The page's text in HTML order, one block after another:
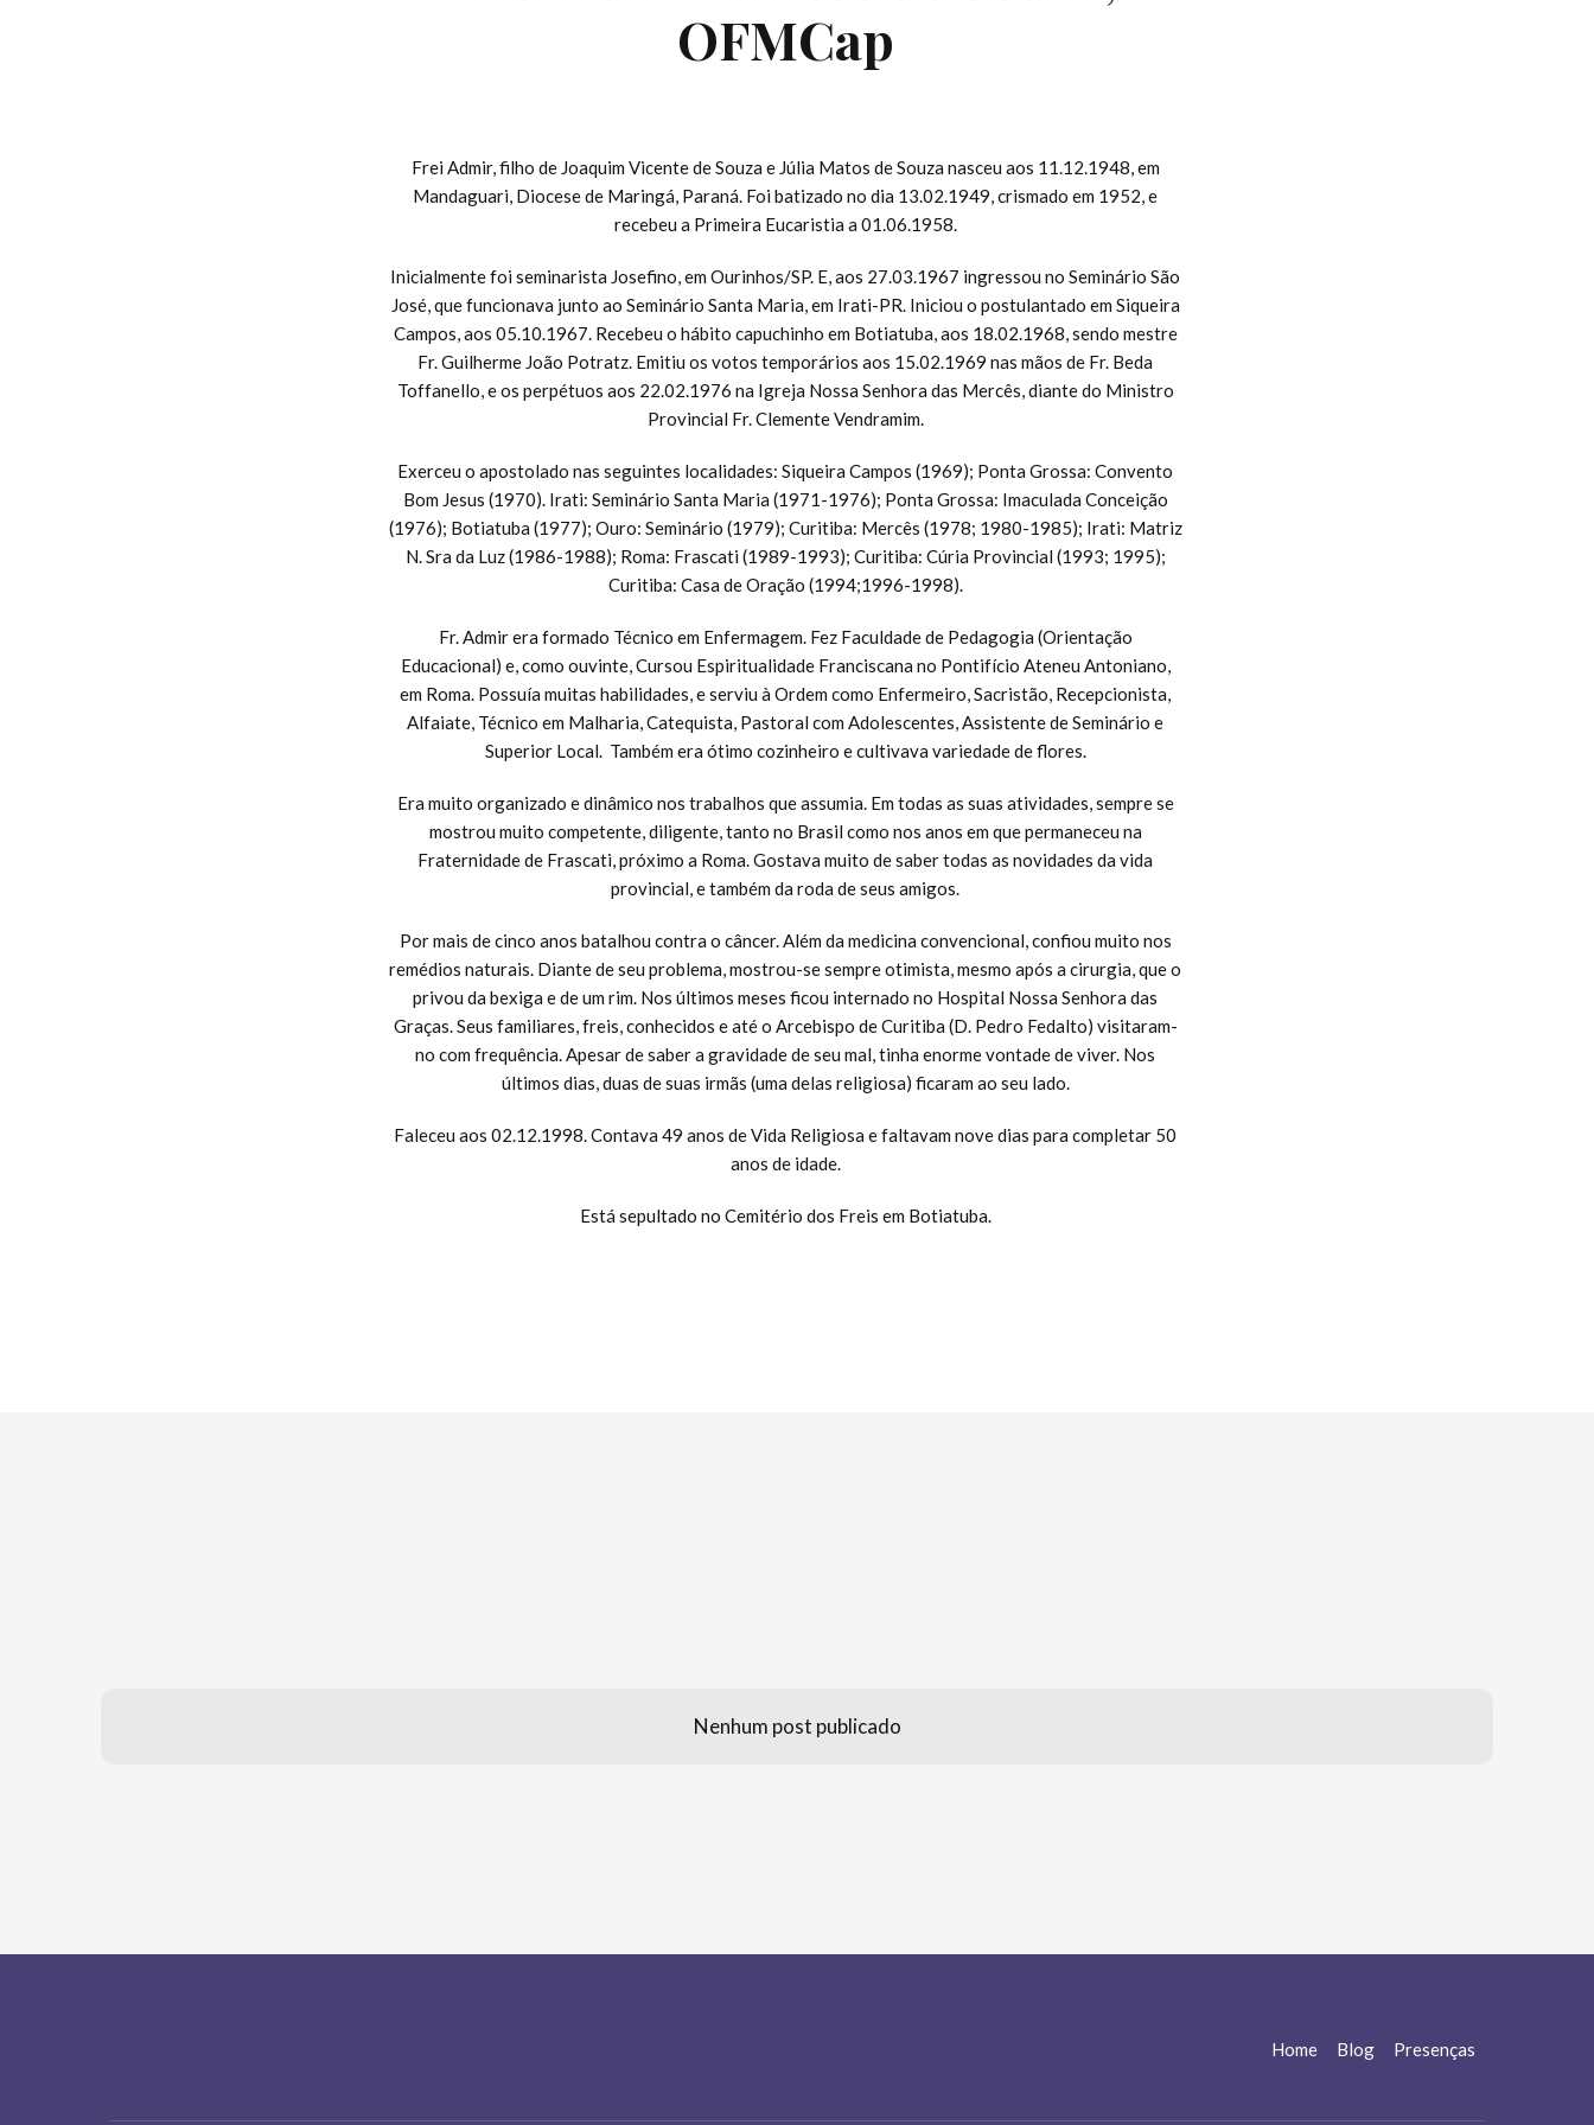
OFMCap
Frei Admir, filho de Joaquim Vicente de Souza e Júlia Matos de Souza nasceu aos 11.12.1948, em
Mandaguari, Diocese de Maringá, Paraná. Foi batizado no dia 13.02.1949, crismado em 1952, e
recebeu a Primeira Eucaristia a 01.06.1958.
Inicialmente foi seminarista Josefino, em Ourinhos/SP. E, aos 27.03.1967 ingressou no Seminário São
José, que funcionava junto ao Seminário Santa Maria, em Irati-PR. Iniciou o postulantado em Siqueira
Campos, aos 05.10.1967. Recebeu o hábito capuchinho em Botiatuba, aos 18.02.1968, sendo mestre
Fr. Guilherme João Potratz. Emitiu os votos temporários aos 15.02.1969 nas mãos de Fr. Beda
Toffanello, e os perpétuos aos 22.02.1976 na Igreja Nossa Senhora das Mercês, diante do Ministro
Provincial Fr. Clemente Vendramim.
Exerceu o apostolado nas seguintes localidades: Siqueira Campos (1969); Ponta Grossa: Convento
Bom Jesus (1970). Irati: Seminário Santa Maria (1971-1976); Ponta Grossa: Imaculada Conceição
(1976); Botiatuba (1977); Ouro: Seminário (1979); Curitiba: Mercês (1978; 1980-1985); Irati: Matriz
N. Sra da Luz (1986-1988); Roma: Frascati (1989-1993); Curitiba: Cúria Provincial (1993; 1995);
Curitiba: Casa de Oração (1994;1996-1998).
Fr. Admir era formado Técnico em Enfermagem. Fez Faculdade de Pedagogia (Orientação
Educacional) e, como ouvinte, Cursou Espiritualidade Franciscana no Pontifício Ateneu Antoniano,
em Roma. Possuía muitas habilidades, e serviu à Ordem como Enfermeiro, Sacristão, Recepcionista,
Alfaiate, Técnico em Malharia, Catequista, Pastoral com Adolescentes, Assistente de Seminário e
Superior Local. Também era ótimo cozinheiro e cultivava variedade de flores.
Era muito organizado e dinâmico nos trabalhos que assumia. Em todas as suas atividades, sempre se
mostrou muito competente, diligente, tanto no Brasil como nos anos em que permaneceu na
Fraternidade de Frascati, próximo a Roma. Gostava muito de saber todas as novidades da vida
provincial, e também da roda de seus amigos.
Por mais de cinco anos batalhou contra o câncer. Além da medicina convencional, confiou muito nos
remédios naturais. Diante de seu problema, mostrou-se sempre otimista, mesmo após a cirurgia, que o
privou da bexiga e de um rim. Nos últimos meses ficou internado no Hospital Nossa Senhora das
Graças. Seus familiares, freis, conhecidos e até o Arcebispo de Curitiba (D. Pedro Fedalto) visitaram-
no com frequência. Apesar de saber a gravidade de seu mal, tinha enorme vontade de viver. Nos
últimos dias, duas de suas irmãs (uma delas religiosa) ficaram ao seu lado.
Faleceu aos 02.12.1998. Contava 49 anos de Vida Religiosa e faltavam nove dias para completar 50
anos de idade.
Está sepultado no Cemitério dos Freis em Botiatuba.
Nenhum post publicado
Home Blog Presenças